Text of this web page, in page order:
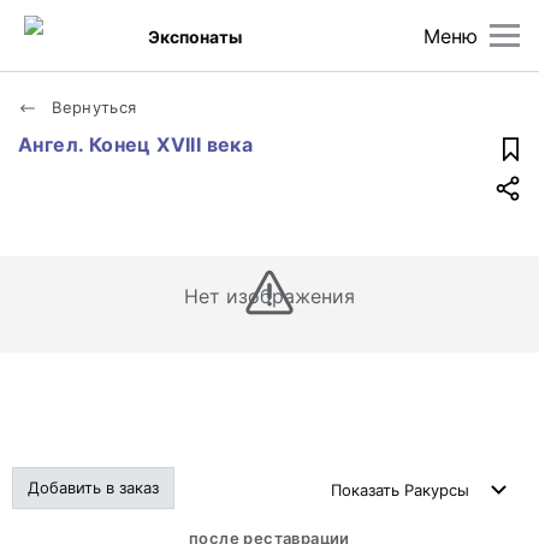
Меню
Экспонаты
Вернуться
Ангел. Конец XVIII века
Нет изображения
Добавить в заказ Показать Ракурсы
после реставрации